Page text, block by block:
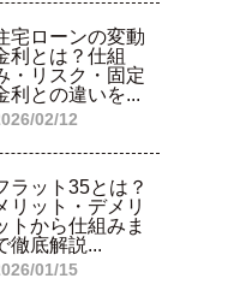
宅ローンの変動
利とは？仕組
・リスク・固定
利との違いを...
02/12
ラット35とは？
リット・デメリ
トから仕組みま
徹底解説...
01/15